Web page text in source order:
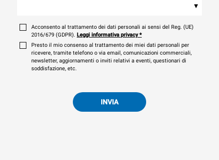
▾
Acconsento al trattamento dei dati personali ai sensi del Reg. (UE)
2016/679 (GDPR). Leggi informativa privacy*
Presto il mio consenso al trattamento dei miei dati personali per
ricevere, tramite telefono o via email, comunicazioni commerciali,
newsletter, aggiornamenti o inviti relativi a eventi, questionari di
soddisfazione, etc.
INVIA